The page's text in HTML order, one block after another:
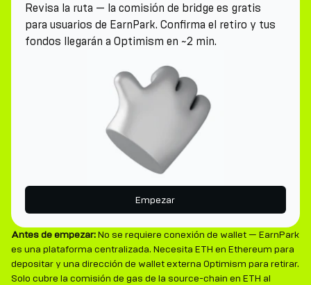
Revisa la ruta — la comisión de bridge es gratis
para usuarios de EarnPark. Confirma el retiro y tus
fondos llegarán a Optimism en ~2 min.
Empezar
Antes de empezar:No se requiere conexión de wallet — EarnPark
es una plataforma centralizada. Necesita ETH en Ethereum para
depositar y una dirección de wallet externa Optimism para retirar.
Solo cubre la comisión de gas de la source-chain en ETH al